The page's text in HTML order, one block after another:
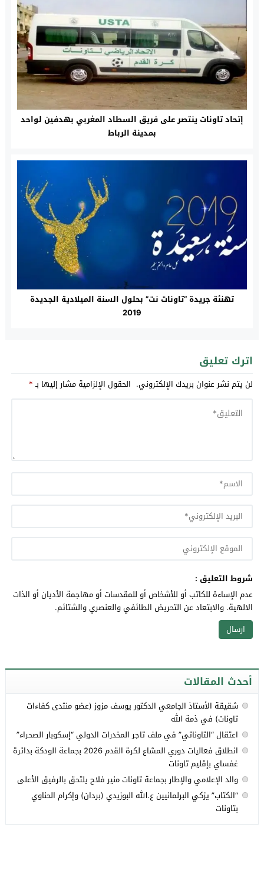
إتحاد تاونات ينتصر على فريق السطاد المغربي بهدفين لواحد
بمدينة الرباط
تهنئة جريدة “تاونات نت” بحلول السنة الميلادية الجديدة
2019
اترك تعليق
لن يتم نشر عنوان بريدك الإلكتروني. الحقول الإلزامية مشار إليها بـ*
شروط التعليق :
عدم الإساءة للكاتب أو للأشخاص أو للمقدسات أو مهاجمة الأديان أو الذات
الالهية. والابتعاد عن التحريض الطائفي والعنصري والشتائم.
أحدث المقالات
شقيقة الأستاذ الجامعي الدكتور يوسف مزوز (عضو منتدى كفاءات
تاونات) في ذمة الله
اعتقال “التاوناتي” في ملف تاجر المخدرات الدولي “إسكوبار الصحراء”
انطلاق فعاليات دوري المشاع لكرة القدم 2026 بجماعة الودكة بدائرة
غفساي بإقليم تاونات
والد الإعلامي والإطار بجماعة تاونات منير فلاح يلتحق بالرفيق الأعلى
“الكتاب” يزكي البرلمانيين ع.الله البوزيدي (بردان) وإكرام الحناوي
بتاونات